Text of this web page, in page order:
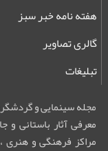
هفته نامه خبر سبز
گالری تصاویر
تبلیغات
مجله سینمایی و
معرفی آثار باستانی و
مراکز فرهنگی و